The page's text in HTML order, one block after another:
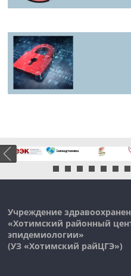
Учреждение
«Хотимский районный
эпидемиологии»
(УЗ «Хотимский райЦГЭ»)